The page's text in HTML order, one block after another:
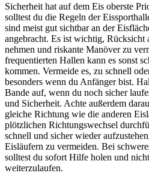
Sicherheit hat auf dem Eis oberste
solltest du die Regeln der
sind meist gut sichtbar an der
angebracht. Es ist wichtig, Rücksicht
nehmen und riskante Manöver zu
frequentierten Hallen kann es sonst
kommen. Vermeide es, zu schnell
besonders wenn du Anfänger bist.
Bande auf, wenn du noch sicher
und Sicherheit. Achte außerdem
gleiche Richtung wie die anderen
plötzlichen Richtungswechsel
schnell und sicher wieder
Eisläufern zu vermeiden. Bei
solltest du sofort Hilfe holen und
weiterzulaufen.